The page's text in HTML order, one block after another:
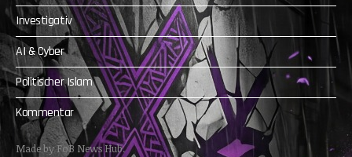
Investigativ
AI & Cyber
Politischer Islam
Kommentar
Made by FoB News Hub.